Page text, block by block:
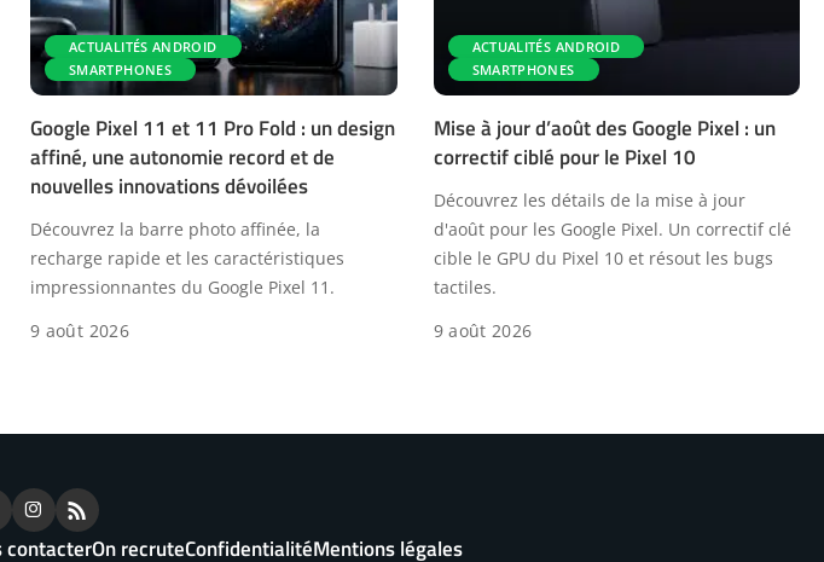
ACTUALITÉS ANDROID
SMARTPHONES
Google Pixel 11 et 11 Pro Fold : un design
affiné, une autonomie record et de
nouvelles innovations dévoilées
Découvrez la barre photo affinée, la
recharge rapide et les caractéristiques
impressionnantes du Google Pixel 11.
9 août 2026
ACTUALITÉS ANDROID
SMARTPHONES
Mise à jour d’août des Google Pixel : un
correctif ciblé pour le Pixel 10
Découvrez les détails de la mise à jour
d'août pour les Google Pixel. Un correctif clé
cible le GPU du Pixel 10 et résout les bugs
tactiles.
9 août 2026
contacterOn recruteConfidentialitéMentions légales